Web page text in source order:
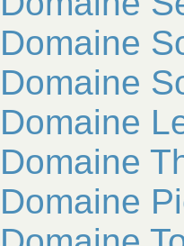
Domaine
Domaine
Domaine
Domaine
Domaine